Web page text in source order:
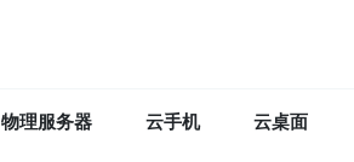
物理服务器 云手机 云桌面